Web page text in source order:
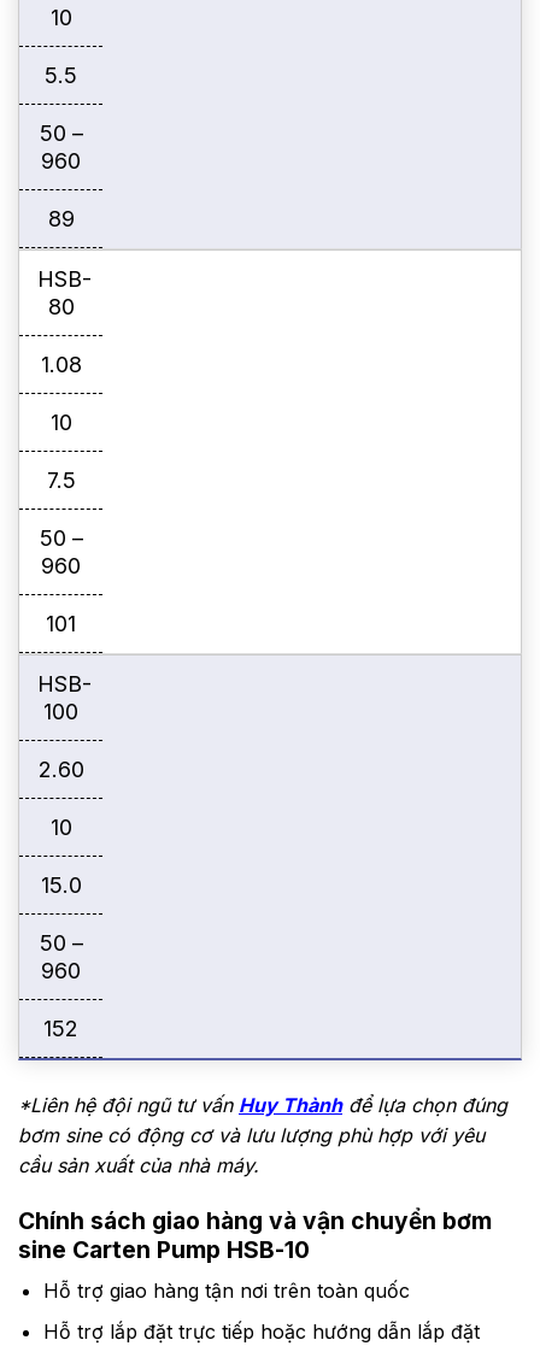
10
5.5
50 –
960
89
HSB-
80
1.08
10
7.5
50 –
960
101
HSB-
100
2.60
10
15.0
50 –
960
152
*Liên hệ đội ngũ tư vấn Huy Thànhđể lựa chọn đúng
bơm sine có động cơ và lưu lượng phù hợp với yêu
cầu sản xuất của nhà máy.
Chính sách giao hàng và vận chuyển bơm
sine Carten Pump HSB-10
Hỗ trợ giao hàng tận nơi trên toàn quốc
Hỗ trợ lắp đặt trực tiếp hoặc hướng dẫn lắp đặt